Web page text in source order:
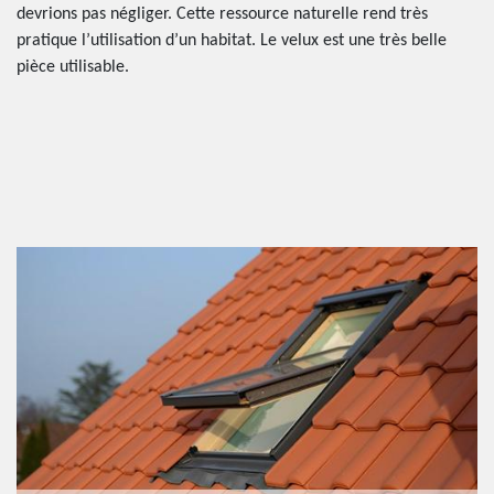
devrions pas négliger. Cette ressource naturelle rend très
pratique l’utilisation d’un habitat. Le velux est une très belle
pièce utilisable.